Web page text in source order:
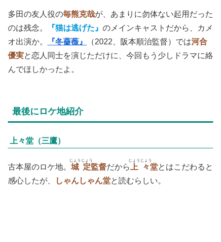
多田の友人役の毎熊克哉が、あまりに勿体ない起用だった
のは残念。
『猫は逃げた』 のメインキャストだから、カメ
オ出演か。
『冬薔薇』 （2022、阪本順治監督）では河合
優実と恋人同士を演じただけに、今回もう少しドラマに絡
んでほしかったよ。
最後にロケ地紹介
上々堂（三鷹）
古本屋のロケ地。 城定
じょうじょう
監督だから 上々
じょうじょう
堂とはこだわると
感心したが、
しゃんしゃん堂と読むらしい。